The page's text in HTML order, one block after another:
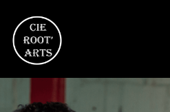
Cours de théâtre Root'Arts à Marseille